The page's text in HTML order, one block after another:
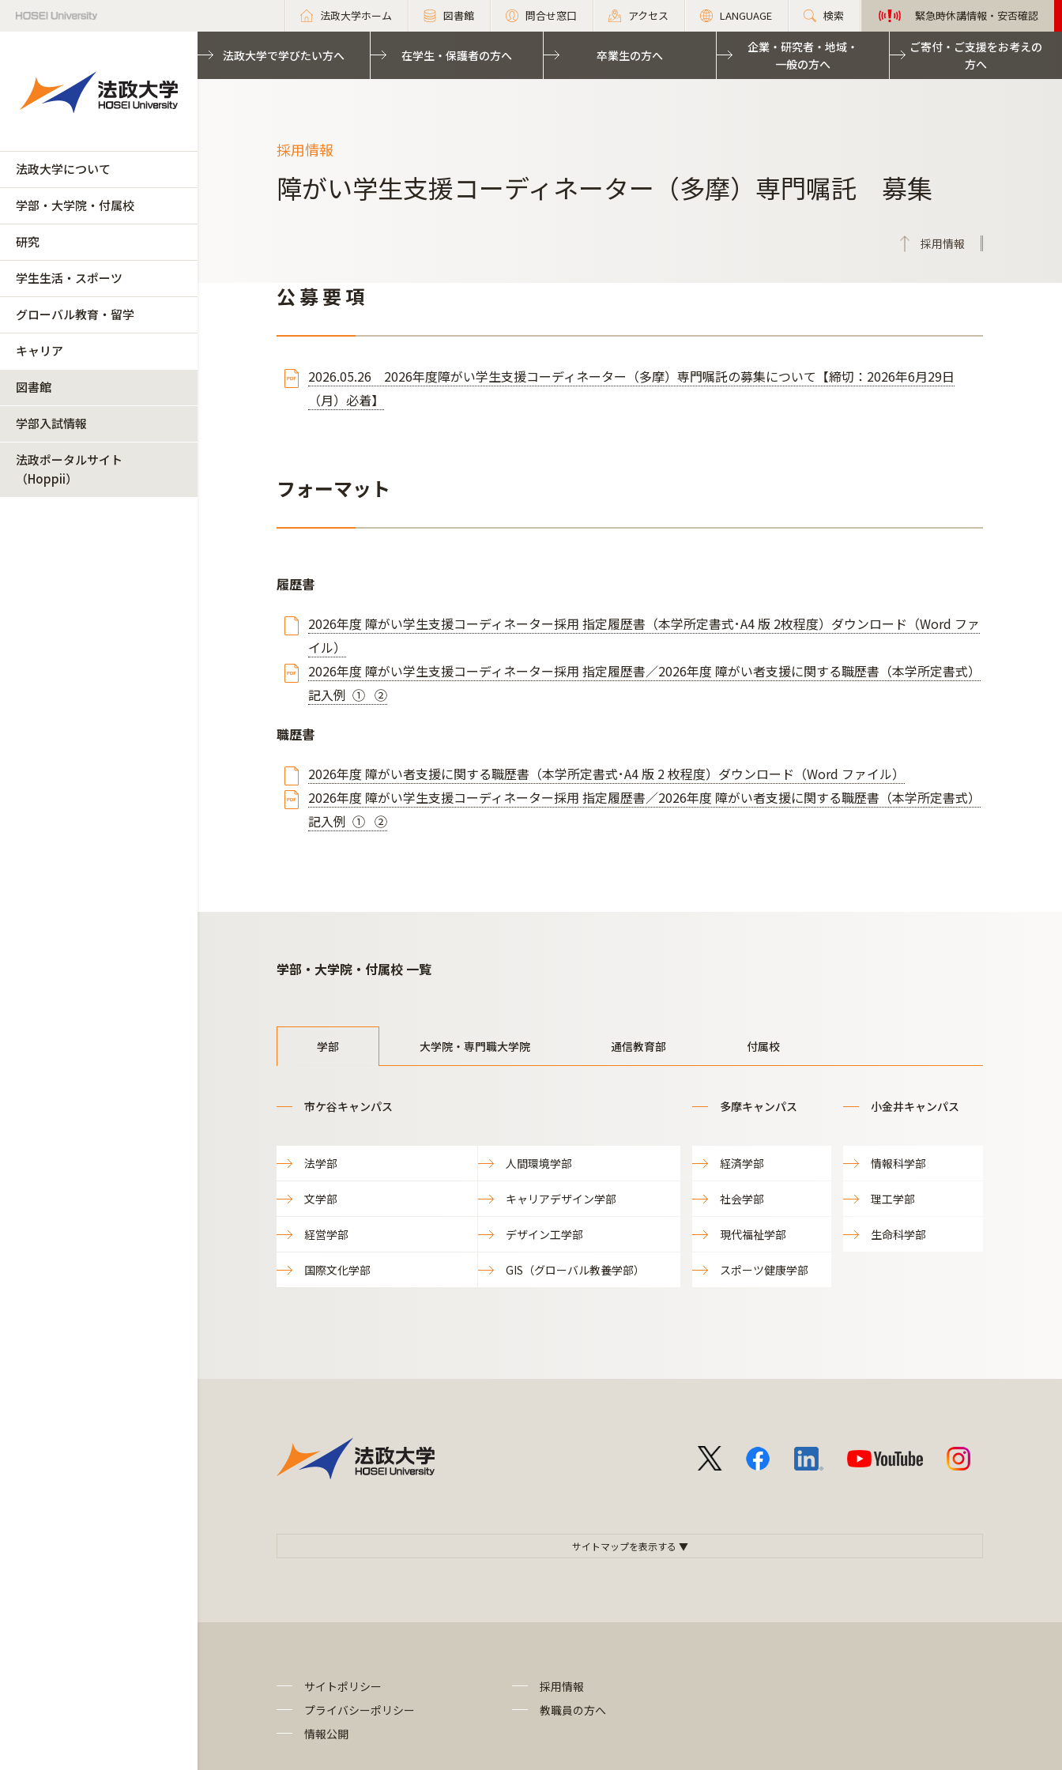
法政大学ホーム 図書館 問合せ窓口 アクセス LANGUAGE 検索 緊急時休講情報・安否確認
法政大学について
学部・大学院・付属校
研究
学生生活・スポーツ
グローバル教育・留学
キャリア
図書館
学部入試情報
法政ポータルサイト
（Hoppii）
法政大学で学びたい方へ 在学生・保護者の方へ 卒業生の方へ
企業・研究者・地域・
一般の方へ
ご寄付・ご支援をお考えの
方へ
採用情報
障がい学生支援コーディネーター（多摩）専門嘱託 募集
採用情報
公 募 要 項
2026.05.26 2026年度障がい学生支援コーディネーター（多摩）専門嘱託の募集について【締切：2026年6月29日
（月）必着】
フォーマット
履歴書
2026年度 障がい学生支援コーディネーター採用 指定履歴書（本学所定書式･A4 版 2枚程度）ダウンロード（Word ファ
イル）
2026年度 障がい学生支援コーディネーター採用 指定履歴書／2026年度 障がい者支援に関する職歴書（本学所定書式）
記入例 ① ②
職歴書
2026年度 障がい者支援に関する職歴書（本学所定書式･A4 版 2 枚程度）ダウンロード（Word ファイル）
2026年度 障がい学生支援コーディネーター採用 指定履歴書／2026年度 障がい者支援に関する職歴書（本学所定書式）
記入例 ① ②
学部・大学院・付属校 一覧
学部 大学院・専門職大学院 通信教育部 付属校
市ケ谷キャンパス
法学部 人間環境学部
文学部 キャリアデザイン学部
経営学部 デザイン工学部
国際文化学部 GIS（グローバル教養学部）
多摩キャンパス
経済学部
社会学部
現代福祉学部
スポーツ健康学部
小金井キャンパス
情報科学部
理工学部
生命科学部
サイトポリシー
プライバシーポリシー
情報公開
採用情報
教職員の方へ